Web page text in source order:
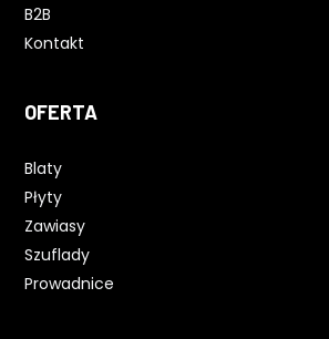
B2B
Kontakt
OFERTA
Blaty
Płyty
Zawiasy
Szuflady
Prowadnice